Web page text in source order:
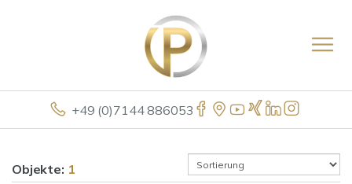
+49 (0)7144 886053
Objekte: 1